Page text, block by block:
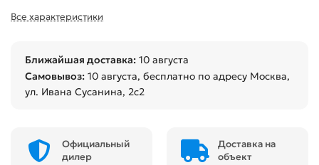
Все характеристики
Ближайшая доставка: 10 августа
Самовывоз: 10 августа, бесплатно по адресу Москва,
ул. Ивана Сусанина, 2с2
Официальный
дилер
Доставка на
объект